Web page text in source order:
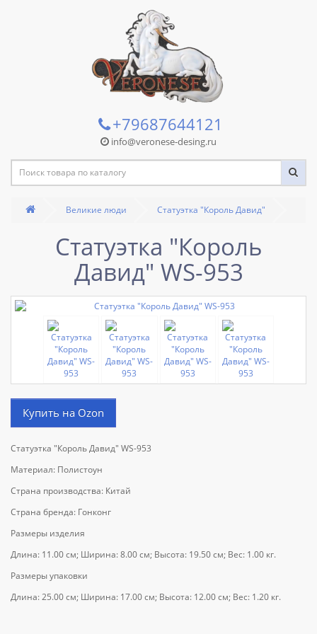
+79687644121
info@veronese-desing.ru
Великие люди Статуэтка "Король Давид"
Статуэтка "Король
Давид" WS-953
Купить на Ozon
Статуэтка "Король Давид" WS-953
Материал: Полистоун
Страна производства: Китай
Страна бренда: Гонконг
Размеры изделия
Длина: 11.00 см; Ширина: 8.00 см; Высота: 19.50 см; Вес: 1.00 кг.
Размеры упаковки
Длина: 25.00 см; Ширина: 17.00 см; Высота: 12.00 см; Вес: 1.20 кг.